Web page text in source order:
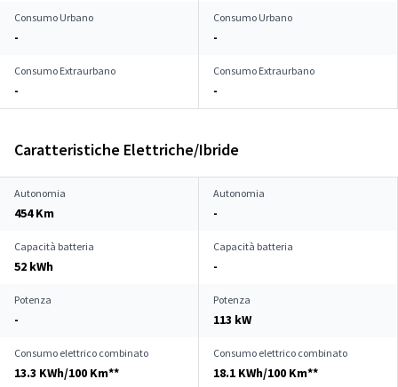
Consumo Urbano
-
Consumo Urbano
-
Consumo Extraurbano
-
Consumo Extraurbano
-
Caratteristiche Elettriche/Ibride
Autonomia
454 Km
Autonomia
-
Capacità batteria
52 kWh
Capacità batteria
-
Potenza
-
Potenza
113 kW
Consumo elettrico combinato
13.3 KWh/100 Km**
Consumo elettrico combinato
18.1 KWh/100 Km**